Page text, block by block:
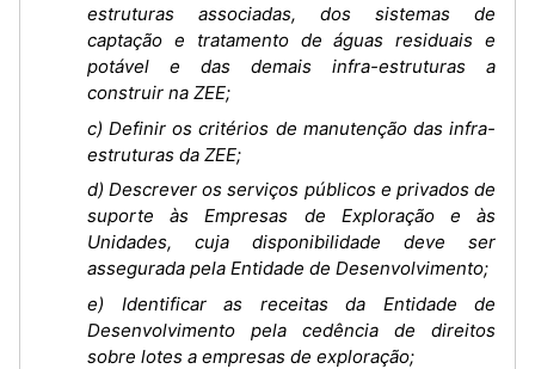
estruturas associadas, dos sistemas de
captação e tratamento de águas residuais e
potável e das demais infra-estruturas a
construir na ZEE;
c) Definir os critérios de manutenção das infra-
estruturas da ZEE;
d) Descrever os serviços públicos e privados de
suporte às Empresas de Exploração e às
Unidades, cuja disponibilidade deve ser
assegurada pela Entidade de Desenvolvimento;
e) Identificar as receitas da Entidade de
Desenvolvimento pela cedência de direitos
sobre lotes a empresas de exploração;